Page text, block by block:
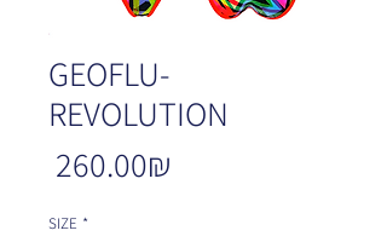
GEOFLU-
REVOLUTION
‏260.00 ‏₪
SIZE *